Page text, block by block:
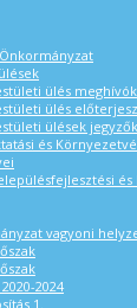
ülés meghívók
ülés
ülések
és
vagyoni
2024
1.